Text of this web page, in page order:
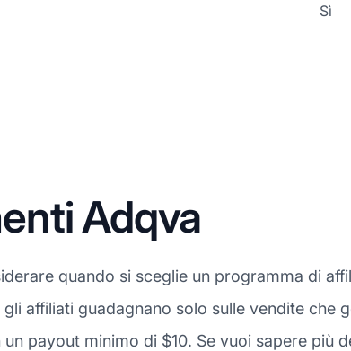
Sì
Adqva
quando si sceglie un programma di
affiliati guadagnano solo sulle vendite che
payout minimo di $10. Se vuoi sapere più